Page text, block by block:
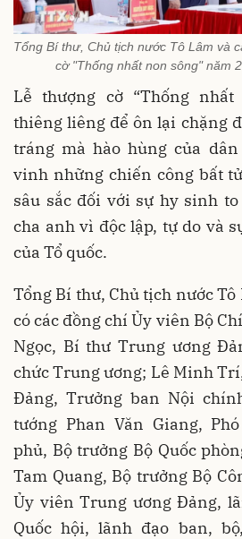
Tổng Bí thư, Chủ tịch nước Tô Lâm và
cờ "Thống nhất non sông" năm
Lễ thượng cờ “Thống
thiêng liêng để ôn lại chặng
tráng mà hào hùng của
vinh những chiến công bất
sâu sắc đối với sự hy sinh
cha anh vì độc lập, tự do và
của Tổ quốc.
Tổng Bí thư, Chủ tịch nước
có các đồng chí Ủy viên Bộ
Ngọc, Bí thư Trung ương
chức Trung ương; Lê Minh
Đảng, Trưởng ban Nội
tướng Phan Văn Giang,
phủ, Bộ trưởng Bộ Quốc
Tam Quang, Bộ trưởng Bộ
Ủy viên Trung ương Đảng,
Quốc hội, lãnh đạo ban,